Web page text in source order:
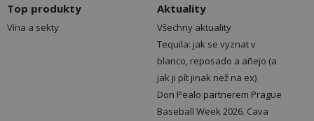
Top produkty
Vína a sekty
Aktuality
Všechny aktuality
Tequila: jak se vyznat v
blanco, reposado a añejo (a
jak ji pít jinak než na ex)
Don Pealo partnerem Prague
Baseball Week 2026. Cava